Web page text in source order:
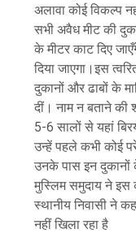
अलावा कोई विकल्प
सभी अवैध मीट की
के मीटर काट दिए
दिया जाएगा।इस
दुकानों और ढाबों के
दीं। नाम न बताने की
5-6 सालों से यहां
उन्हें पहले कभी कोई
उनके पास इन
मुस्लिम समुदाय ने इस
स्थानीय निवासी ने
नहीं खिला रहा है